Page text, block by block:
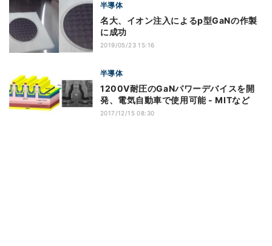
半導体
名大、イオン注入によるp型GaNの作製
に成功
2019/05/23 15:16
半導体
1200V耐圧のGaNパワーデバイスを開
発、電気自動車で使用可能 - MITなど
2017/12/15 08:30